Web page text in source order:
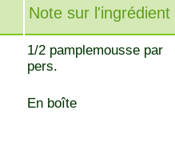
Note sur l'ingrédient
1/2 pamplemousse par
pers.
En boîte